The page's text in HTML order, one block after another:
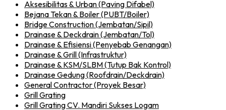
Aksesibilitas & Urban (Paving Difabel)
Bejana Tekan & Boiler (PUBT/Boiler)
Bridge Construction (Jembatan/Sipil)
Drainase & Deckdrain (Jembatan/Tol)
Drainase & Efisiensi (Penyebab Genangan)
Drainase & Grill (Infrastruktur)
Drainase & KSM/SLBM (Tutup Bak Kontrol)
Drainase Gedung (Roofdrain/Deckdrain)
General Contractor (Proyek Besar)
Grill Grating
Grill Grating CV. Mandiri Sukses Logam